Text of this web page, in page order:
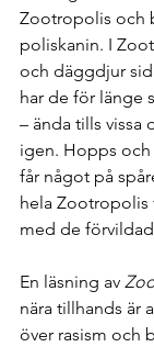
Zootropolis och
poliskanin. I
och däggdjur
har de för länge
– ända tills vissa
igen. Hopps
får något på
hela Zootropolis
med de
En läsning av
nära tillhands är
över rasism och